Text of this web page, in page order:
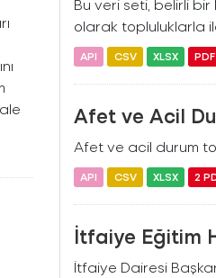
Bu veri seti, belirli bir
olarak topluluklarla
API CSV XLSX PDF
Afet ve Acil
Afet ve acil durum
API CSV XLSX 2
İtfaiye Eğitim
İtfaiye Dairesi